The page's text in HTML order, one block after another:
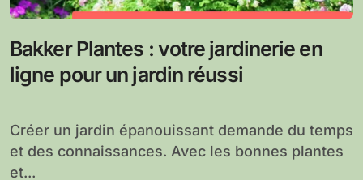
Bakker Plantes : votre jardinerie en
ligne pour un jardin réussi
Créer un jardin épanouissant demande du temps
et des connaissances. Avec les bonnes plantes
et...